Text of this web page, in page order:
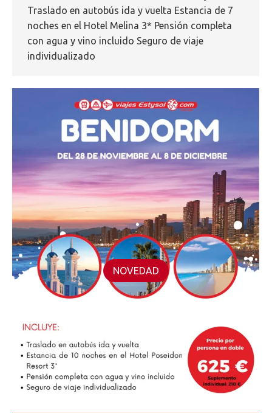
Traslado en autobús ida y vuelta Estancia de 7
noches en el Hotel Melina 3* Pensión completa
con agua y vino incluido Seguro de viaje
individualizado
NOVEDAD